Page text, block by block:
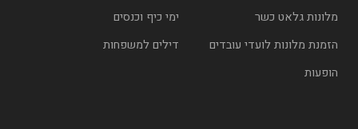
מלונות גלאט כשר
ימי כיף וכנסים
הזמנת מלונות לועדי עובדים
דילים למשפחות
הופעות